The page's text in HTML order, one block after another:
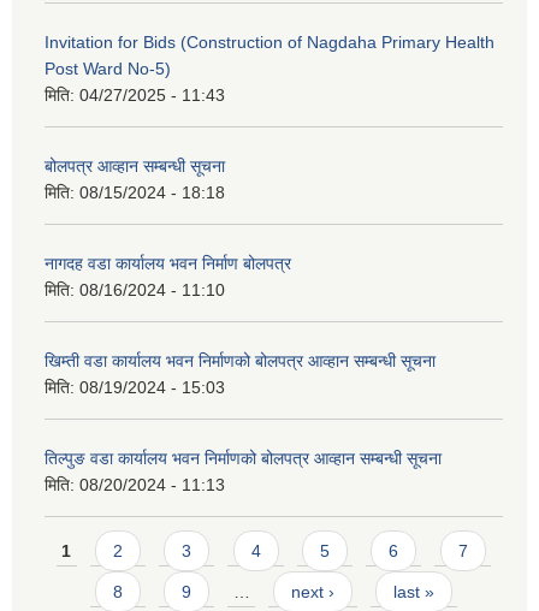
Invitation for Bids (Construction of Nagdaha Primary Health
Post Ward No-5)
मिति: 04/27/2025 - 11:43
बोलपत्र आव्हान सम्बन्धी सूचना
मिति: 08/15/2024 - 18:18
नागदह वडा कार्यालय भवन निर्माण बोलपत्र
मिति: 08/16/2024 - 11:10
खिम्ती वडा कार्यालय भवन निर्माणको बोलपत्र आव्हान सम्बन्धी सूचना
मिति: 08/19/2024 - 15:03
तिल्पुङ वडा कार्यालय भवन निर्माणको बोलपत्र आव्हान सम्बन्धी सूचना
मिति: 08/20/2024 - 11:13
Pages
1 2 3 4 5 6 7
8 9 next › last »